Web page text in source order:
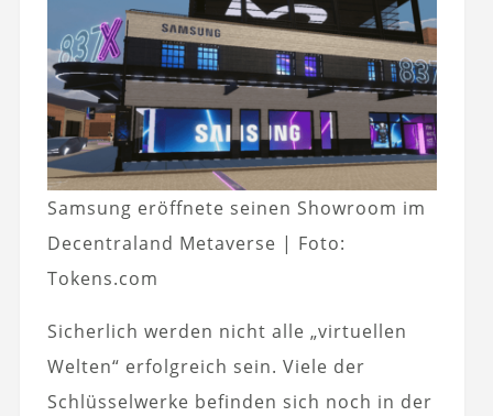
Samsung eröffnete seinen Showroom im
Decentraland Metaverse | Foto:
Tokens.com
Sicherlich werden nicht alle „virtuellen
Welten“ erfolgreich sein. Viele der
Schlüsselwerke befinden sich noch in der